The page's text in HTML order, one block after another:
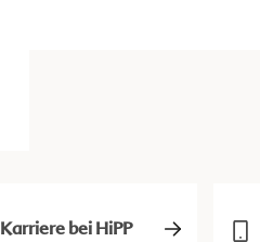
Karriere bei HiPP